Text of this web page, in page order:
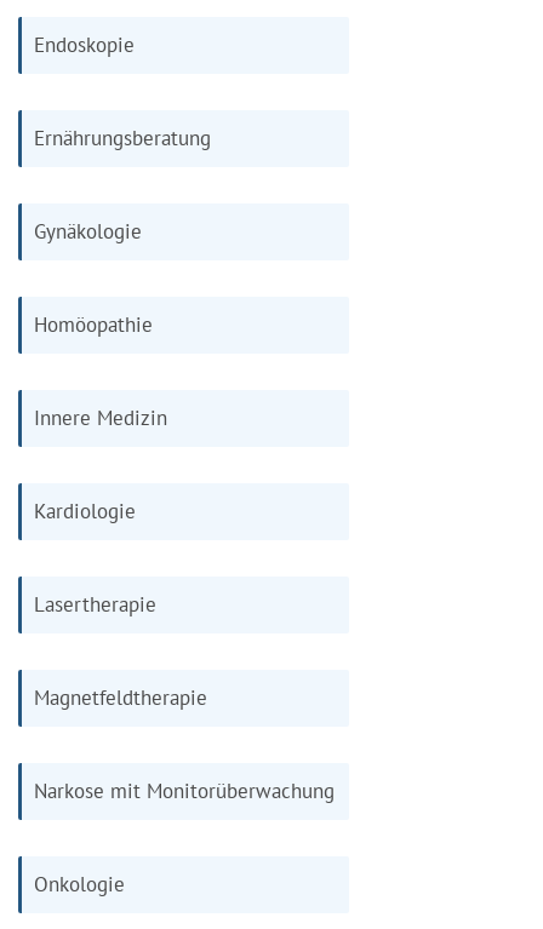
Endoskopie
Ernährungsberatung
Gynäkologie
Homöopathie
Innere Medizin
Kardiologie
Lasertherapie
Magnetfeldtherapie
Narkose mit Monitorüberwachung
Onkologie